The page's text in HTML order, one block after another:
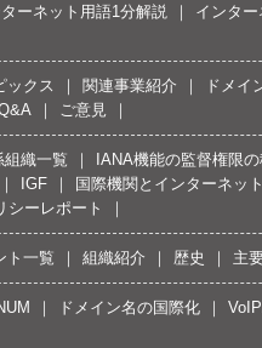
ーネット用語1分解説 インタ
ックス 関連事業紹介 ドメイ
ご意見
組織一覧 IANA機能の監督権限
IGF 国際機関とインターネッ
シーレポート
ト一覧 組織紹介 歴史 主
ドメイン名の国際化